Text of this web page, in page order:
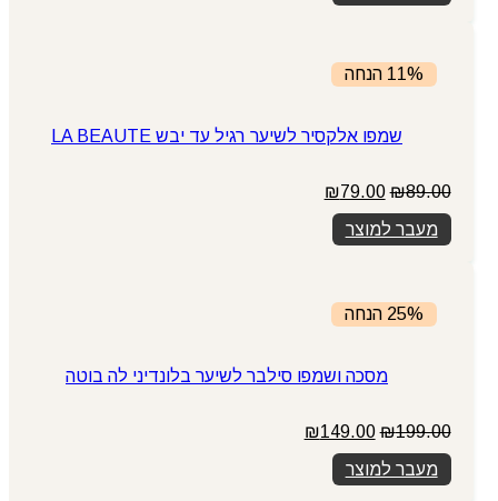
11% הנחה
שמפו אלקסיר לשיער רגיל עד יבש LA BEAUTE
₪89.00
המחיר
המקורי
היה:
₪89.00.
₪79.00
מעבר למוצר
25% הנחה
מסכה ושמפו סילבר לשיער בלונדיני לה בוטה
₪199.00
המחיר
המקורי
היה:
₪199.00.
₪149.00
מעבר למוצר